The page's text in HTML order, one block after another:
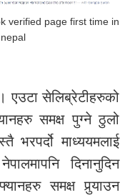
verified page first time in
nepal
सेलिब्रेटीहरुको
समक्ष पुग्ने ठुलो
भरपर्दो माध्ययमलाई
दिनानुदिन
समक्ष पुर्‍याउन